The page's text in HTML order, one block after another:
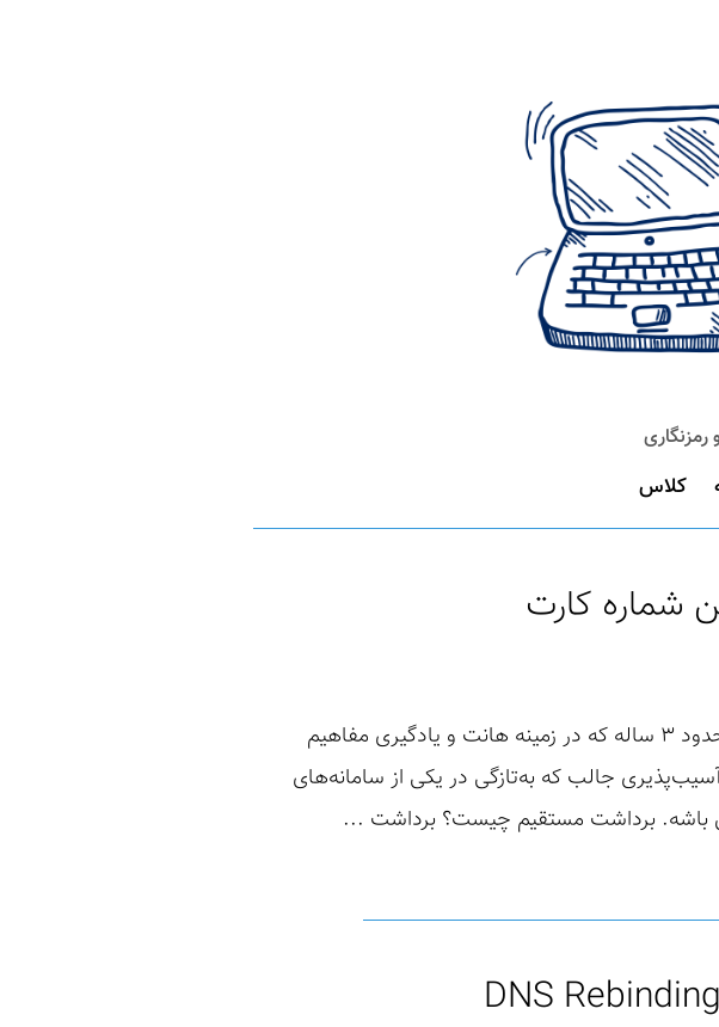
رمزنگاری
کلاس
شماره کارت
سلام دوستان عزیز، امیدوارم حالتون عالی باشه! باربد هستم، ۱۹ سالمه، و حدود ۳ ساله که در زمینه هانت و یادگیری مفاهیم
جالب که به‌تازگی در یکی از سامانه‌های
باشه. برداشت مستقیم چیست؟ برداشت ...
DNS